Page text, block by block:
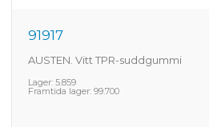
91917
AUSTEN. Vitt TPR-suddgummi
Lager: 5.859
Framtida lager: 99.700